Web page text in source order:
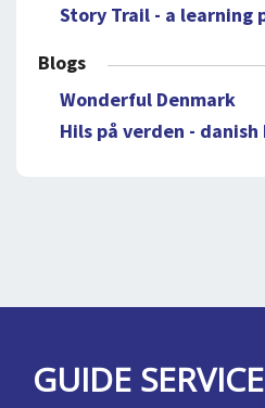
Story Trail - a learning
Blogs
Wonderful Denmark
Hils på verden - danish
GUIDE